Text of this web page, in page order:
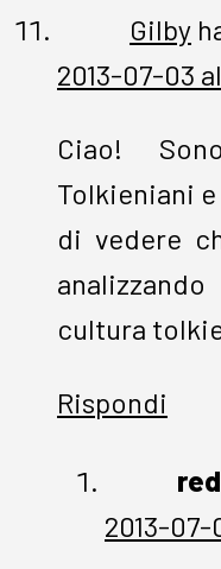
Gilby
2013-07-03
Ciao!
Tolkieniani
di vedere
cultura
Rispondi
2013-07-